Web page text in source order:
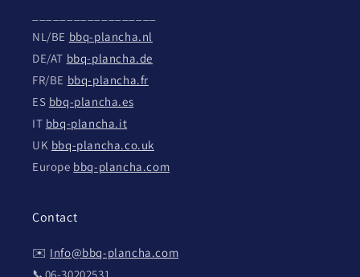
NL/BE bbq-plancha.nl
DE/AT bbq-plancha.de
FR/BE bbq-plancha.fr
ES bbq-plancha.es
IT bbq-plancha.it
UK bbq-plancha.co.uk
Europe bbq-plancha.com
Contact
✉️ Info@bbq-plancha.com